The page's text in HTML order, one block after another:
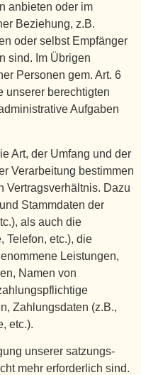
anbieten oder im
Beziehung, z.B.
oder selbst Empfänger
sind. Im Übrigen
Personen gem. Art. 6
unserer berechtigten
Aufgaben
Art, der Umfang und der
Verarbeitung bestimmen
Vertragsverhältnis. Dazu
Stammdaten der
als auch die
Telefon, etc.), die
Leistungen,
Namen von
Zahlungsdaten (z.B.,
etc.).
unserer satzungs-
mehr erforderlich sind.